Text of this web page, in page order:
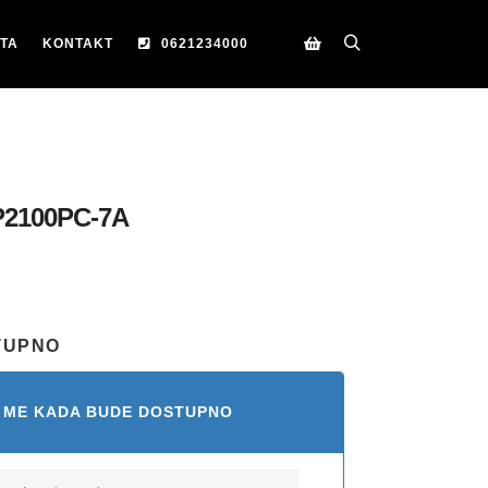
KONTAKT
0621234000
7A
KADA BUDE DOSTUPNO